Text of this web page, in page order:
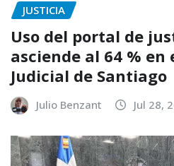
JUSTICIA
Uso del portal de
asciende al 64 %
Judicial de Santiago
Julio Benzant Jul 28,